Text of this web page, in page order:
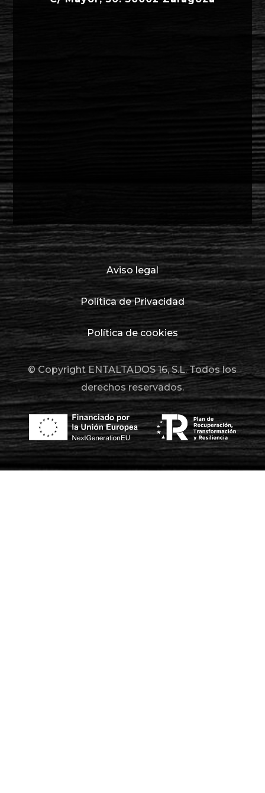
Aviso legal
Política de Privacidad
Política de cookies
© Copyright ENTALTADOS 16, S.L. Todos los
derechos reservados.